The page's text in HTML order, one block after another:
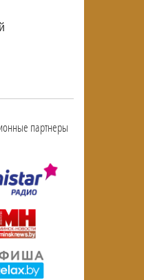
партнеры